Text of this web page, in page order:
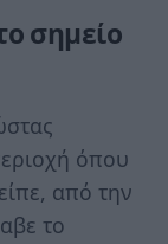
σημείο
όπου
από την
το